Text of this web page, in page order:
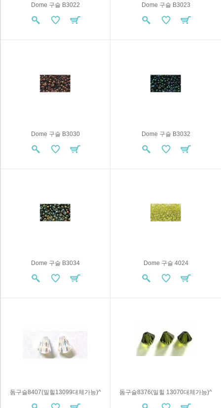
Dome 구슬 B3022 Dome 구슬 B3023
Dome 구슬 B3030 Dome 구슬 B3032
Dome 구슬 B3034 Dome 구슬 4024
돔구슬8407(밀힐13099대체가능)^ 돔구슬8376(밀힐 13070대체가능)^